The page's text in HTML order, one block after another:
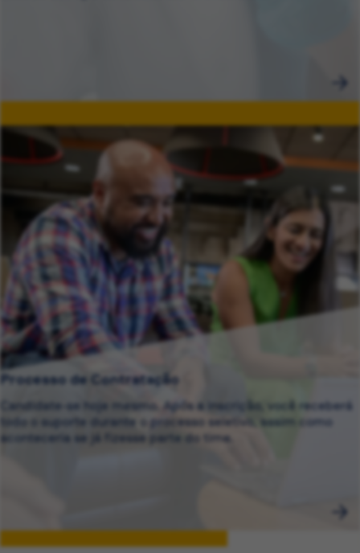
Processo de Contratação
Candidate-se hoje mesmo. Após a inscrição, você receberá
todo o suporte durante o processo seletivo, assim como
aconteceria se já fizesse parte do time.